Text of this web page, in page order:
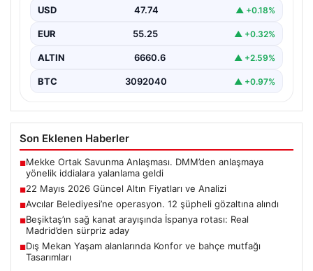
hareketlilik yatırımcıların ve ilgili piyasa uzmanlarının
en…
USD 47.74 ▲ +0.18%
EUR 55.25 ▲ +0.32%
ALTIN 6660.6 ▲ +2.59%
BTC 3092040 ▲ +0.97%
Son Eklenen Haberler
■Mekke Ortak Savunma Anlaşması. DMM’den anlaşmaya
yönelik iddialara yalanlama geldi
■22 Mayıs 2026 Güncel Altın Fiyatları ve Analizi
■Avcılar Belediyesi’ne operasyon. 12 şüpheli gözaltına alındı
■Beşiktaş’ın sağ kanat arayışında İspanya rotası: Real
Madrid’den sürpriz aday
■Dış Mekan Yaşam alanlarında Konfor ve bahçe mutfağı
Tasarımları